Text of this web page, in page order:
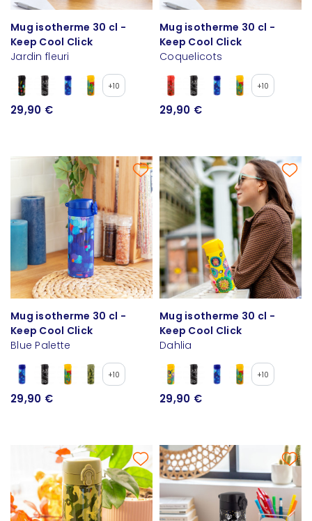
Mug isotherme 30 cl -
Keep Cool Click
Jardin fleuri
+10
29,90 €
Mug isotherme 30 cl -
Keep Cool Click
Coquelicots
+10
29,90 €
Mug isotherme 30 cl -
Keep Cool Click
Blue Palette
+10
29,90 €
Mug isotherme 30 cl -
Keep Cool Click
Dahlia
+10
29,90 €